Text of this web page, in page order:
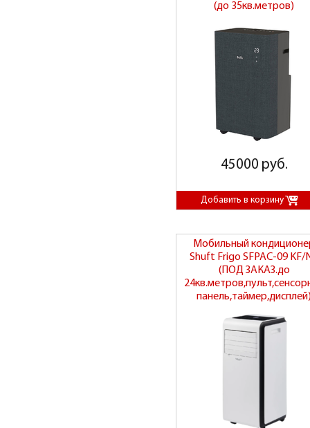
(до 35кв.метров)
45000 руб.
Мобильный
Shuft Frigo SFPAC-09 KF/
(ПОД ЗАКАЗ.до